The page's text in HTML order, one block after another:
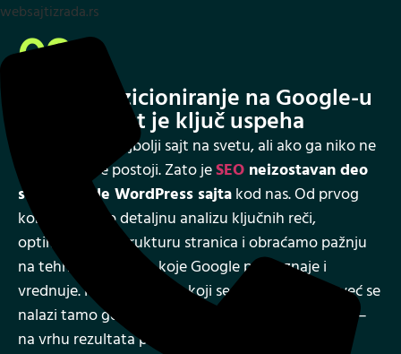
02
Visoko pozicioniranje na Google-u
jer vidljivost je ključ uspeha
Možete imati najbolji sajt na svetu, ali ako ga niko ne
pronađe – ne postoji. Zato jeSEO neizostavan deo
svake izrade WordPress sajtakod nas. Od prvog
koraka radimo detaljnu analizu ključnih reči,
optimizujemo strukturu stranica i obraćamo pažnju
na tehničke aspekte koje Google prepoznaje i
vrednuje. Rezultat je sajt koji se ne gubi u masi, već se
nalazi tamo gde vaši potencijalni klijenti već traže –
na vrhu rezultata pretrage.
websajtizrada.rs